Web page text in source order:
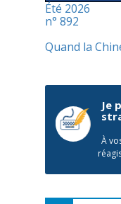
Été 2026
n° 892
Quand la
Je
À